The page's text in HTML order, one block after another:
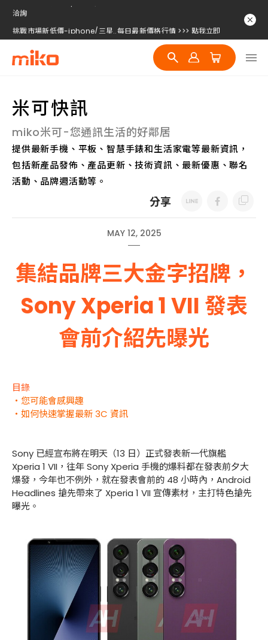
挑戰市場新低價-iphone/三星..每日最新價格行情 >>> 點我立即
洽詢
挑戰市場新低價-iphone/三星..每日最新價格行情 >>> 點我立即
洽詢
挑戰市場新低價-iphone/三星..每日最新價格行情 >>> 點我立即
米可快訊
miko米可-您通訊生活的好鄰居
提供最新手機、平板、智慧手錶和生活家電等最新資訊，
包括新產品發佈、產品更新、技術資訊、最新優惠、聯名
活動、品牌週活動等。
分享
MAY 12, 2025
集結品牌三大金字招牌，
Sony Xperia 1 VII 發表
會前介紹先曝光
目錄
・您可能會感興趣
・如何快速掌握最新 3C 資訊
Sony 已經宣布將在明天（13 日）正式發表新一代旗艦
Xperia 1 VII，往年 Sony Xperia 手機的爆料都在發表前夕大
爆發，今年也不例外，就在發表會前的 48 小時內，Android
Headlines 搶先帶來了 Xperia 1 VII 宣傳素材，主打特色搶先
曝光。